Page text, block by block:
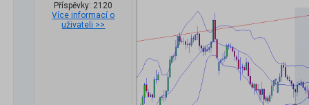
Příspěvky: 2120
Více informací o
uživateli >>